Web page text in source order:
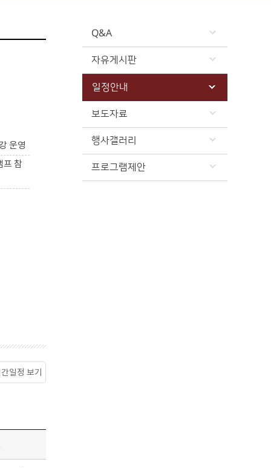
Q&A
자유게시판
일정안내
보도자료
행사갤러리
프로그램제안
운영
프 참
일정 보기